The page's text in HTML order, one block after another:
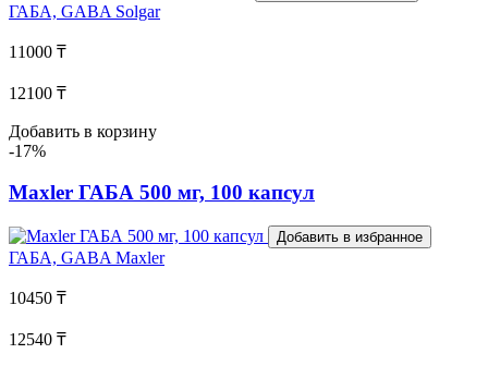
ГАБА, GABA Solgar
11000 ₸
12100 ₸
Добавить в корзину
-17%
Maxler ГАБА 500 мг, 100 капсул
Добавить в избранное
ГАБА, GABA Maxler
10450 ₸
12540 ₸